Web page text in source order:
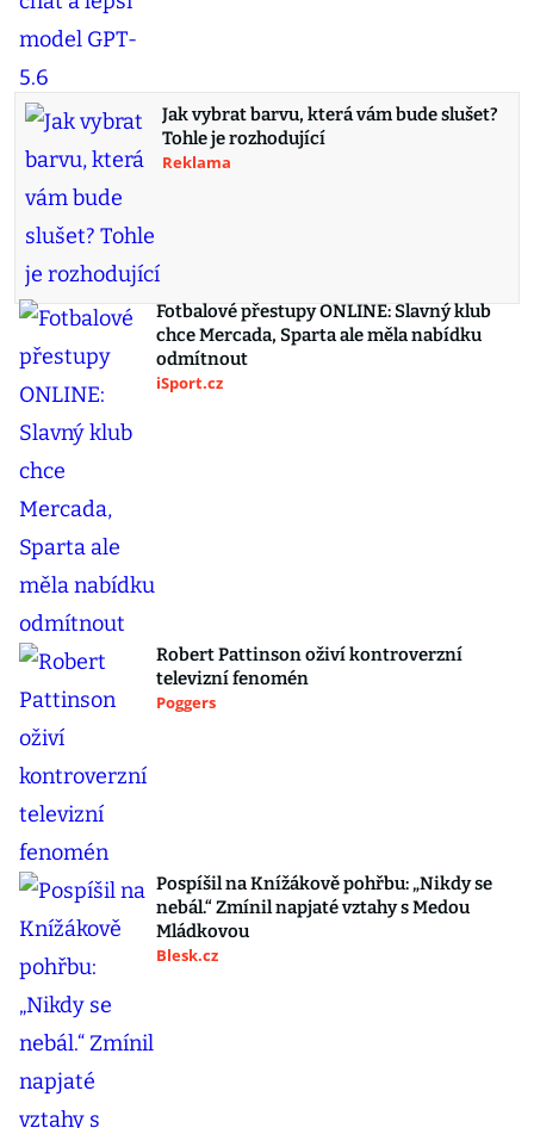
Jak vybrat barvu, která vám bude slušet?
Tohle je rozhodující
Reklama
Fotbalové přestupy ONLINE: Slavný klub
chce Mercada, Sparta ale měla nabídku
odmítnout
iSport.cz
Robert Pattinson oživí kontroverzní
televizní fenomén
Poggers
Pospíšil na Knížákově pohřbu: „Nikdy se
nebál.“ Zmínil napjaté vztahy s Medou
Mládkovou
Blesk.cz